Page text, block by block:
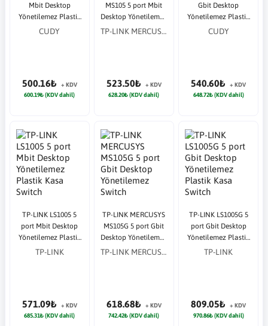
Mbit Desktop
Yönetilemez Plastik
Kasa Switch
CUDY
500.16₺
+ KDV
600.19₺ (KDV dahil)
MS105 5 port Mbit
Desktop Yönetilemez
Switch
TP-LINK MERCUSYS
523.50₺
+ KDV
628.20₺ (KDV dahil)
Gbit Desktop
Yönetilemez Plastik
Kasa Switch
CUDY
540.60₺
+ KDV
648.72₺ (KDV dahil)
TP-LINK LS1005 5
port Mbit Desktop
Yönetilemez Plastik
Kasa Switch
TP-LINK
571.09₺
+ KDV
685.31₺ (KDV dahil)
TP-LINK MERCUSYS
MS105G 5 port Gbit
Desktop Yönetilemez
Switch
TP-LINK MERCUSYS
618.68₺
+ KDV
742.42₺ (KDV dahil)
TP-LINK LS1005G 5
port Gbit Desktop
Yönetilemez Plastik
Kasa Switch
TP-LINK
809.05₺
+ KDV
970.86₺ (KDV dahil)